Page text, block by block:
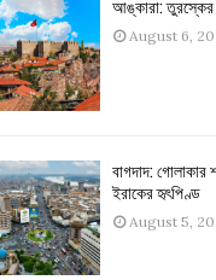
আঙ্কারা:
August 6,
বাগদাদ:
ইরাকের হৃৎপিণ্ড
August 5,